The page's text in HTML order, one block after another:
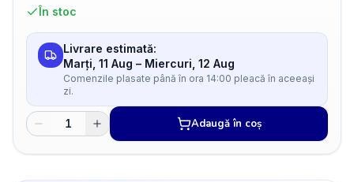
În stoc
Livrare estimată:
Marți, 11 Aug – Miercuri, 12 Aug
Comenzile plasate până în ora 14:00 pleacă în aceeași
zi.
Adaugă în coș